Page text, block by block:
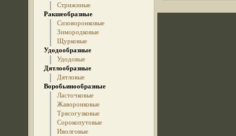
Стрижиные
Ракшеобразные
Сизоворонковые
Зимородковые
Щурковые
Удодообразные
Удодовые
Дятлообразные
Дятловые
Воробьинообразные
Ласточковые
Жаворонковые
Трясогузковые
Сорокопутовые
Иволговые